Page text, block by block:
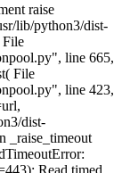
raise
lib/python3/dist-
File
line 665,
File
line 423,
dist-
_raise_timeout
Read timed